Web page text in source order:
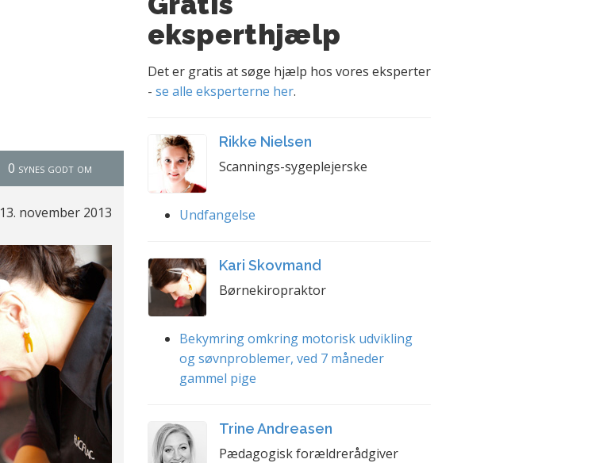
0 synes godt om
13. november 2013
eksperthjælp
Det er gratis at søge hjælp hos vores eksperter
- se alle eksperterne her.
Rikke Nielsen
Scannings-sygeplejerske
Undfangelse
Kari Skovmand
Børnekiropraktor
Bekymring omkring motorisk udvikling
og søvnproblemer, ved 7 måneder
gammel pige
Trine Andreasen
Pædagogisk forældrerådgiver